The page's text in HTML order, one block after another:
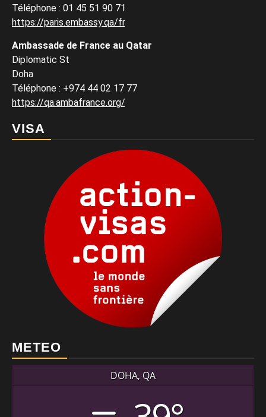
Téléphone : 01 45 51 90 71
https://paris.embassy.qa/fr
Ambassade de France au Qatar
Diplomatic St
Doha
Téléphone : +974 44 02 17 77
https://qa.ambafrance.org/
VISA
METEO
DOHA, QA